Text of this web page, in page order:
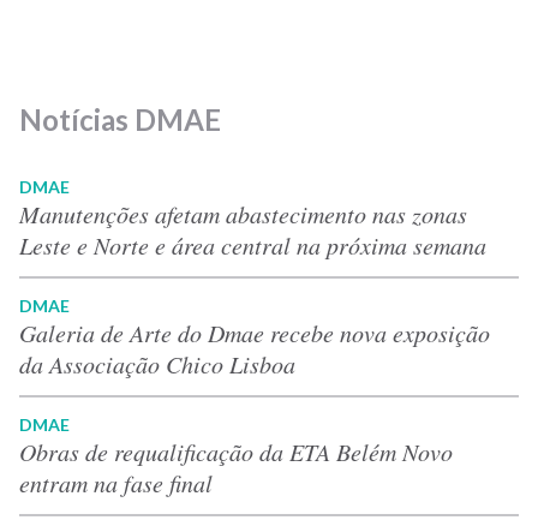
Notícias DMAE
DMAE
Manutenções afetam abastecimento nas zonas
Leste e Norte e área central na próxima semana
DMAE
Galeria de Arte do Dmae recebe nova exposição
da Associação Chico Lisboa
DMAE
Obras de requalificação da ETA Belém Novo
entram na fase final